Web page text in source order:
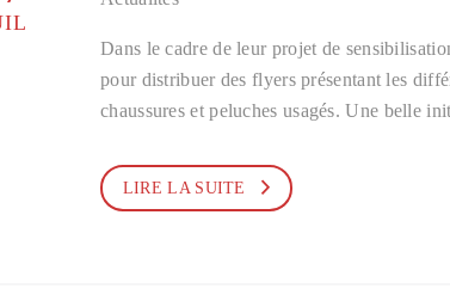
Dans le cadre de leur projet de
pour distribuer des flyers présentant les
chaussures et peluches usagés. Une belle
LIRE LA SUITE